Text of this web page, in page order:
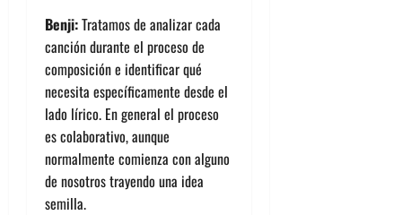
Benji:Tratamos de analizar cada
canción durante el proceso de
composición e identificar qué
necesita específicamente desde el
lado lírico. En general el proceso
es colaborativo, aunque
normalmente comienza con alguno
de nosotros trayendo una idea
semilla.